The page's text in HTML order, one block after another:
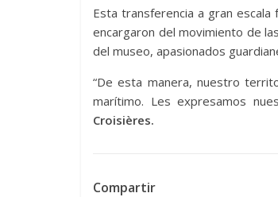
Esta transferencia a gran
encargaron del movimiento de
del museo, apasionados
“De esta manera, nuestro
marítimo. Les expresamos
Croisières.
Compartir